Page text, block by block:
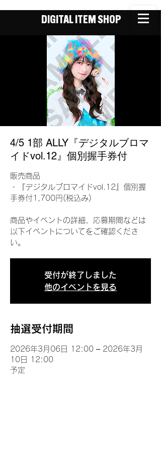
DIGITAL ITEM SHOP
4/5 1部 ALLY『デジタルブロマ
イドvol.12』個別握手券付
販売商品
・『デジタルブロマイドvol.12』個別握
手券付1,700円(税込み)
商品やイベントの詳細、応募期間などは
以下イベントについてをご確認くださ
い。
受付が終了しました
他のイベントを見る
抽選受付期間
2026年3月06日 12:00 – 2026年3月
10日 12:00
予定